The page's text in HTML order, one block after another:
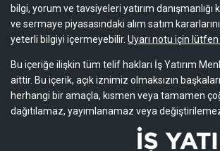
bilgi, yorum ve tavsiyeleri yatırım danışmanlığı
ve sermaye piyasasındaki alım satım
yeterli bilgiyi içermeyebilir. Uyarı notu için lütfen
Bu içeriğe ilişkin tüm telif hakları İş Yatırım
aittir. Bu içerik, açık iznimiz olmaksızın
herhangi bir amaçla, kısmen veya tamamen
dağıtılamaz, yayımlanamaz veya